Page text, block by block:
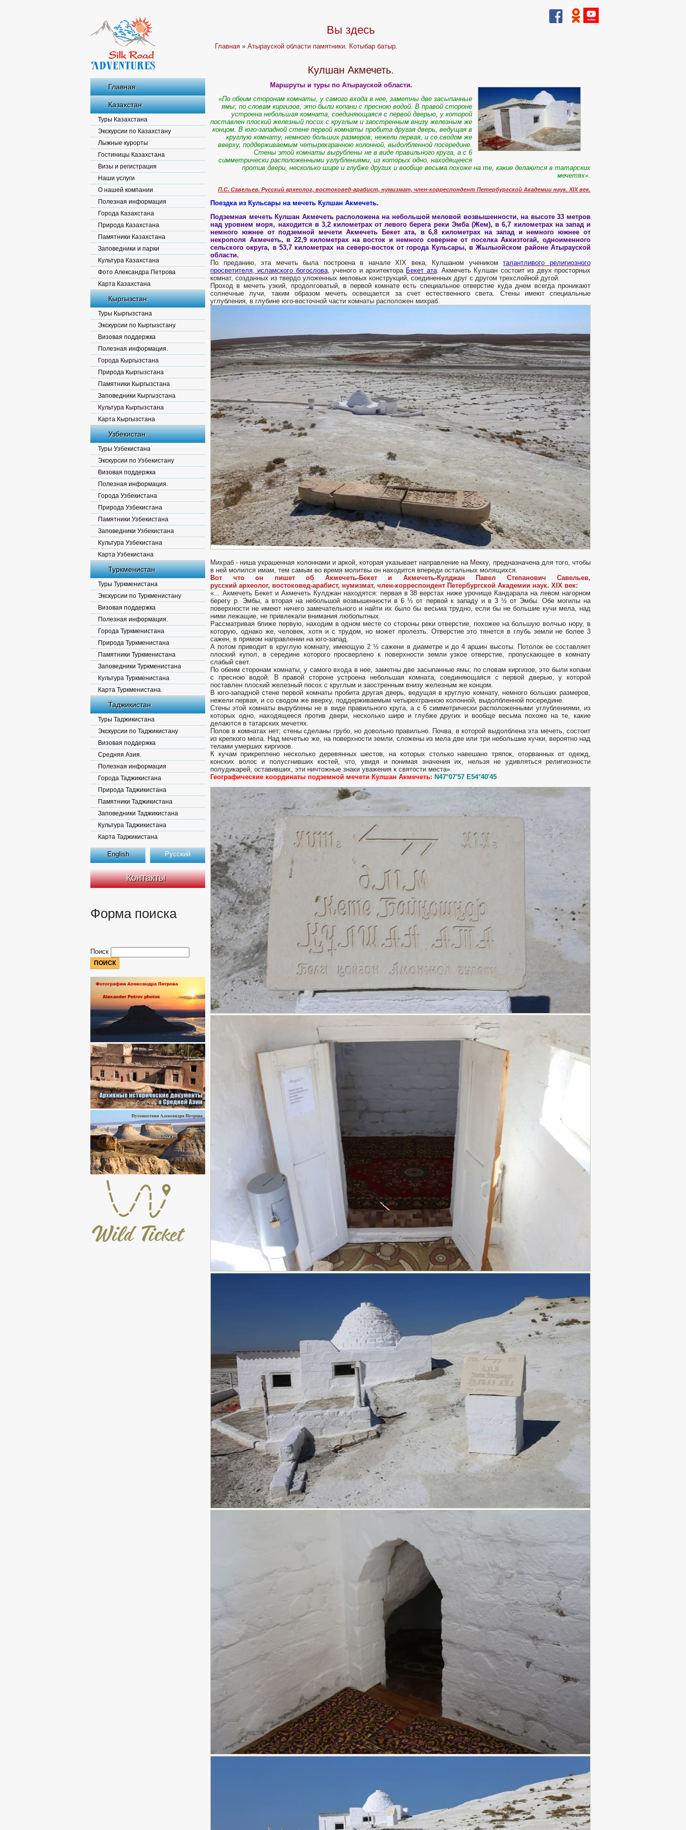
Главная
Казахстан
Туры Казахстана
Экскурсии по Казахстану
Лыжные курорты
Гостиницы Казахстана
Визы и регистрация
Наши услуги
О нашей компании
Полезная информация
Города Казахстана
Природа Казахстана
Памятники Казахстана
Заповедники и парки
Культура Казахстана
Фото Александра Петрова
Карта Казахстана
Кыргызстан
Туры Кыргызстана
Экскурсии по Кыргызстану
Визовая поддержка
Полезная информация.
Города Кыргызстана
Природа Кыргызстана
Памятники Кыргызстана
Заповедники Кыргызстана
Культура Кыргызстана
Карта Кыргызстана
Узбекистан
Туры Узбекистана
Экскурсии по Узбекистану
Визовая поддержка
Полезная информация.
Города Узбекистана
Природа Узбекистана
Памятники Узбекистана
Заповедники Узбекистана
Культура Узбекистана
Карта Узбекистана
Туркменистан
Туры Туркменистана
Экскурсии по Туркменистану
Визовая поддержка
Полезная информация.
Города Туркменистана
Природа Туркменистана
Памятники Туркменистана
Заповедники Туркменистана
Культура Туркменистана
Карта Туркменистана.
Таджикистан
Туры Таджикистана
Экскурсии по Таджикистану
Визовая поддержка
Средняя Азия.
Полезная информация
Города Таджикистана
Природа Таджикистана
Памятники Таджикистана
Заповедники Таджикистана
Культура Таджикистана
Карта Таджикистана
English Русский
Контакты
Форма поиска
Поиск
Вы здесь
Главная »Атырауской области памятники. Котыбар батыр.
Кулшан Акмечеть.
Маршруты и туры по Атырауской области.
«По обеим сторонам комнаты, у самого входа в нее, заметны две засыпанные
ямы; по словам киргизов, это были копани с пресною водой. В правой стороне
устроена небольшая комната, соединяющаяся с первой дверью, у которой
поставлен плоский железный посох с круглым и заостренным внизу железным же
концом. В юго-западной стене первой комнаты пробита другая дверь, ведущая в
круглую комнату, немного больших размеров, нежели первая, и со сводом же
вверху, поддерживаемым четырехгранною колонной, выдолбленной посередине.
Стены этой комнаты вырублены не в виде правильного круга, а с 6
симметрически расположенными углублениями, из которых одно, находящееся
против двери, несколько шире и глубже других и вообще весьма похоже на те, какие делаются в татарских
мечетях».
П.С. Савельев. Русский археолог, востоковед-арабист, нумизмат, член-корреспондент Петербургской Академии наук. XIX век.
Поездка из Кульсары на мечеть Кулшан Акмечеть.
Подземная мечеть Кулшан Акмечеть расположена на небольшой меловой возвышенности, на высоте 33 метров
над уровнем моря, находится в 3,2 километрах от левого берега реки Эмба (Жем), в 6,7 километрах на запад и
немного южнее от подземной мечети Акмечеть Бекет ата, в 6,8 километрах на запад и немного южнее от
некрополя Акмечеть,в 22,9 километрах на восток и немного севернее от поселка Аккизтогай, одноименного
сельского округа, в 53,7 километрах на северо-восток от города Кульсары, в Жылыойском районе Атырауской
области.
По преданию, эта мечеть была построена в начале XIX века, Кулшаном ученикомталантливого религиозного
просветителя, исламского богослова, ученого и архитектора Бекет ата. Акмечеть Кулшан состоит из двух просторных
комнат, созданных из твердо уложенных меловых конструкций, соединенных друг с другом трехслойной дугой.
Проход в мечеть узкий, продолговатый, в первой комнате есть специальное отверстие куда днем всегда проникают
солнечные лучи, таким образом мечеть освещается за счет естественного света. Стены имеют специальные
углубления, в глубине юго-восточной части комнаты расположен михраб.
Михраб - ниша украшенная колоннами и аркой, которая указывает направление на Мекку, предназначена для того, чтобы
в ней молился имам, тем самым во время молитвы он находится впереди остальных молящихся.
Вот что он пишет об Акмечеть-Бекет и Акмечеть-Кулджан Павел Степанович Савельев,
русский археолог, востоковед-арабист, нумизмат, член-корреспондент Петербургской Академии наук. XIX век:
«... Акмечеть Бекет и Акмечеть Кулджан находятся: первая в 38 верстах ниже урочище Кандарала на левом нагорном
берегу р. Эмбы, а вторая на небольшой возвышенности в 6 ½ от первой к западу и в 3 ½ от Эмбы. Обе могилы на
поверхности не имеют ничего замечательного и найти их было бы весьма трудно, если бы не большие кучи мела, над
ними лежащие, не привлекали внимания любопытных.
Рассматривая ближе первую, находим в одном месте со стороны реки отверстие, похожее на большую волчью нору, в
которую, однако же, человек, хотя и с трудом, но может пролезть. Отверстие это тянется в глубь земли не более 3
сажен, в прямом направлении на юго-запад.
А потом приводит в круглую комнату, имеющую 2 ½ сажени в диаметре и до 4 аршин высоты. Потолок ее составляет
плоский купол, в середине которого просверлено к поверхности земли узкое отверстие, пропускающее в комнату
слабый свет.
По обеим сторонам комнаты, у самого входа в нее, заметны две засыпанные ямы; по словам киргизов, это были копани
с пресною водой. В правой стороне устроена небольшая комната, соединяющаяся с первой дверью, у которой
поставлен плоский железный посох с круглым и заостренным внизу железным же концом.
В юго-западной стене первой комнаты пробита другая дверь, ведущая в круглую комнату, немного больших размеров,
нежели первая, и со сводом же вверху, поддерживаемым четырехгранною колонной, выдолбленной посередине.
Стены этой комнаты вырублены не в виде правильного круга, а с 6 симметрически расположенными углублениями, из
которых одно, находящееся против двери, несколько шире и глубже других и вообще весьма похоже на те, какие
делаются в татарских мечетях.
Полов в комнатах нет; стены сделаны грубо, но довольно правильно. Почва, в которой выдолблена эта мечеть, состоит
из крепкого мела. Над мечетью же, на поверхности земли, сложены из мела две или три небольшие кучки, вероятно над
телами умерших киргизов.
К кучам прикреплено несколько деревянных шестов, на которых столько навешано тряпок, оторванных от одежд,
конских волос и полусгнивших костей, что, увидя и понимая значения их, нельзя не удивляться религиозности
полудикарей, оставивших, эти ничтожные знаки уважения к святости места».
Географические координаты подземной мечети Кулшан Акмечеть: N47°07'57 E54°40'45